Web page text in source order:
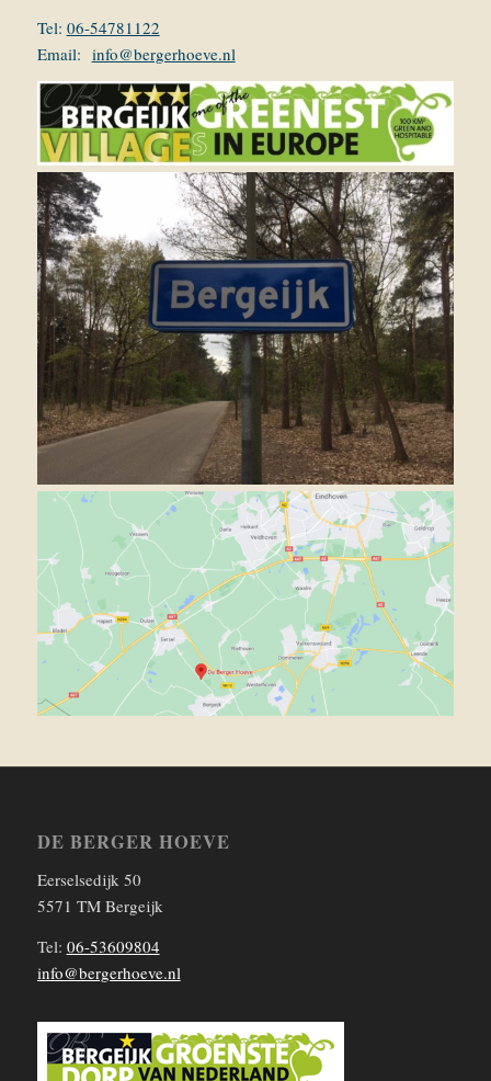
Tel: 06-54781122
Email: info@bergerhoeve.nl
DE BERGER HOEVE
Eerselsedijk 50
5571 TM Bergeijk
Tel: 06-53609804
info@bergerhoeve.nl